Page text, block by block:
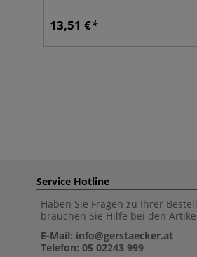
13,51 €
Service Hotline
Haben Sie Fragen zu Ihrer
brauchen Sie Hilfe bei den
E-Mail: info@gerstaecker.at
Telefon: 05 02243 999